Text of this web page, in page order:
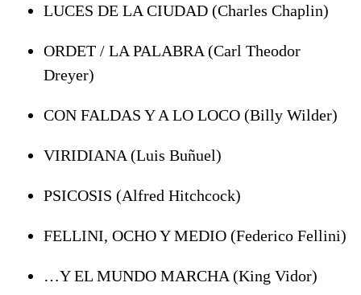
LUCES DE LA CIUDAD (Charles Chaplin)
ORDET / LA PALABRA (Carl Theodor
Dreyer)
CON FALDAS Y A LO LOCO (Billy Wilder)
VIRIDIANA (Luis Buñuel)
PSICOSIS (Alfred Hitchcock)
FELLINI, OCHO Y MEDIO (Federico Fellini)
…Y EL MUNDO MARCHA (King Vidor)